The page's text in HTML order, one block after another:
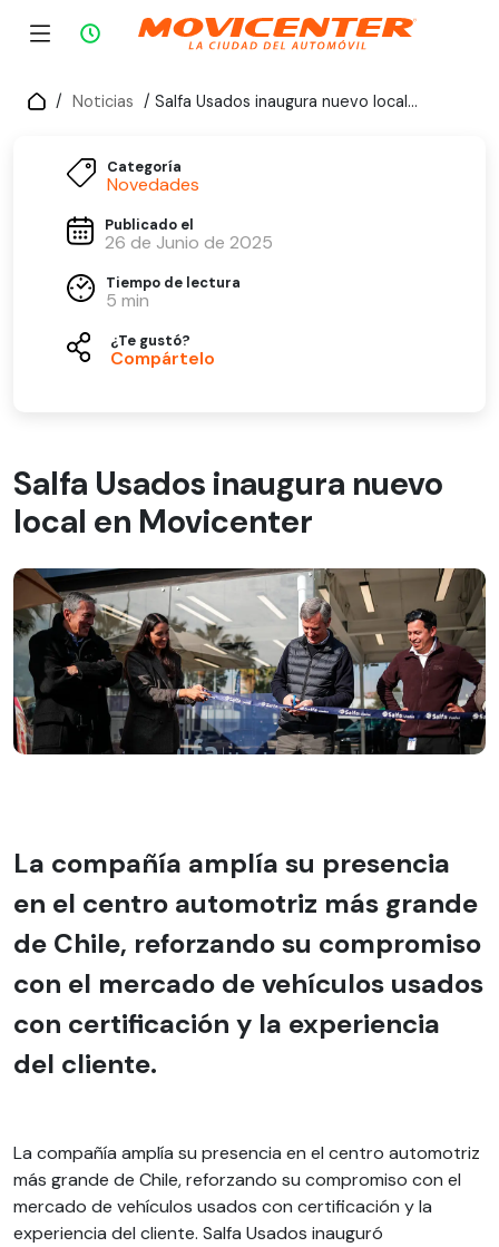
/ Noticias / Salfa Usados inaugura nuevo local en Movicenter
Categoría
Novedades
Publicado el
26 de Junio de 2025
Tiempo de lectura
5 min
¿Te gustó?
Compártelo
Salfa Usados inaugura nuevo
local en Movicenter
La compañía amplía su presencia
en el centro automotriz más grande
de Chile, reforzando su compromiso
con el mercado de vehículos usados
con certificación y la experiencia
del cliente.
La compañía amplía su presencia en el centro automotriz
más grande de Chile, reforzando su compromiso con el
mercado de vehículos usados con certificación y la
experiencia del cliente. Salfa Usados inauguró